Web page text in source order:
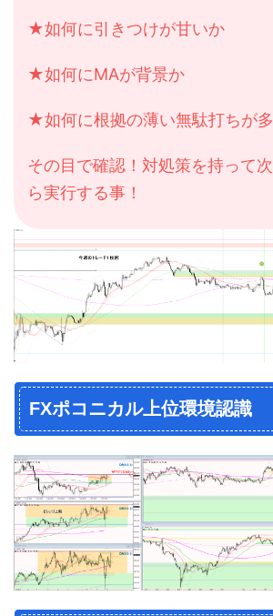
★如何に引きつけが甘いか
★如何にMAが背景か
★如何に根拠の薄い無駄打ちが
その目で確認！対処策を持って
ら実行する事！
FXポコニカル上位環境認識